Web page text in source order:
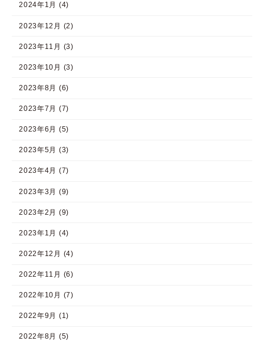
2024年1月 (4)
2023年12月 (2)
2023年11月 (3)
2023年10月 (3)
2023年8月 (6)
2023年7月 (7)
2023年6月 (5)
2023年5月 (3)
2023年4月 (7)
2023年3月 (9)
2023年2月 (9)
2023年1月 (4)
2022年12月 (4)
2022年11月 (6)
2022年10月 (7)
2022年9月 (1)
2022年8月 (5)